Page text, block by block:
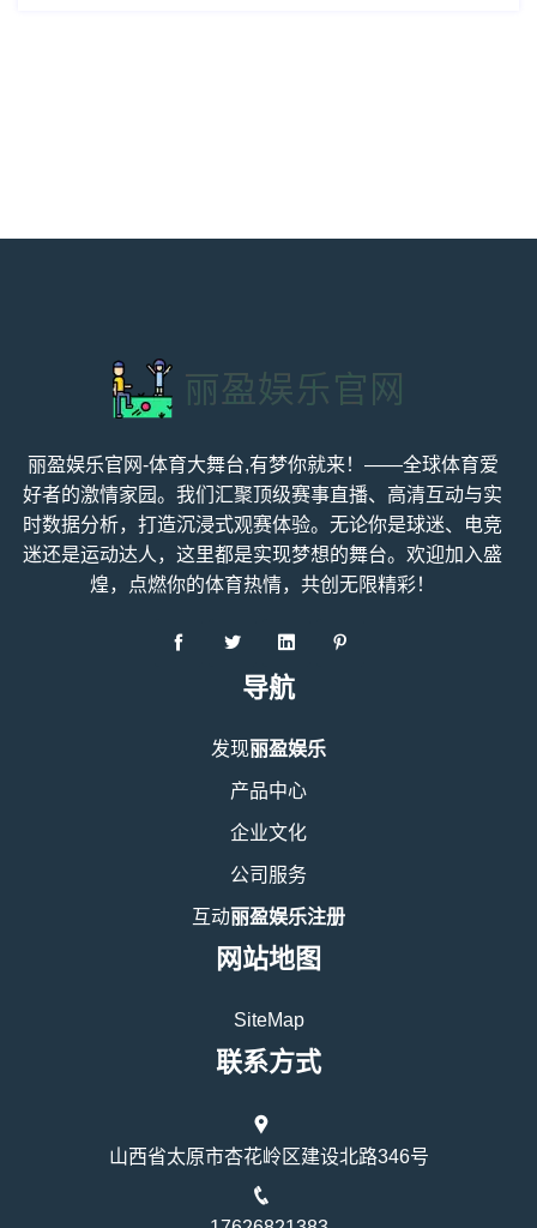
丽盈娱乐官网-体育大舞台,有梦你就来！——全球体育爱
好者的激情家园。我们汇聚顶级赛事直播、高清互动与实
时数据分析，打造沉浸式观赛体验。无论你是球迷、电竞
迷还是运动达人，这里都是实现梦想的舞台。欢迎加入盛
煌，点燃你的体育热情，共创无限精彩！
导航
发现丽盈娱乐
产品中心
企业文化
公司服务
互动丽盈娱乐注册
网站地图
SiteMap
联系方式
山西省太原市杏花岭区建设北路346号